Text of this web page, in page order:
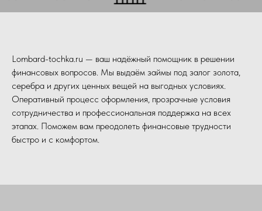
Lombard-tochka.ru — ваш надёжный помощник в решении
финансовых вопросов. Мы выдаём займы под залог золота,
серебра и других ценных вещей на выгодных условиях.
Оперативный процесс оформления, прозрачные условия
сотрудничества и профессиональная поддержка на всех
этапах. Поможем вам преодолеть финансовые трудности
быстро и с комфортом.